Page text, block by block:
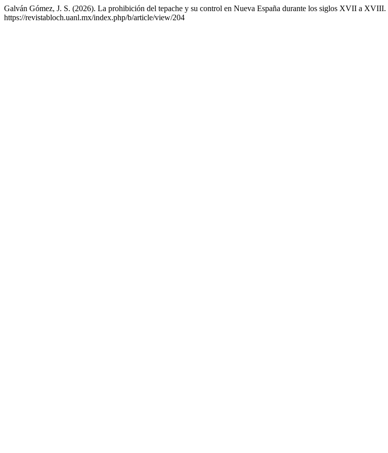
Galván Gómez, J. S. (2026). La prohibición del tepache y su control en Nueva España durante los siglos XVII a XVIII.
https://revistabloch.uanl.mx/index.php/b/article/view/204